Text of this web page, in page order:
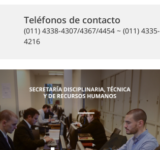
Teléfonos de contacto
(011) 4338-4307/4367/4454 ~ (011) 4335-
4216